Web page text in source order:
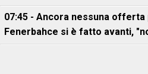
07:45 - Ancora nessuna offerta
Fenerbahce si è fatto avanti,